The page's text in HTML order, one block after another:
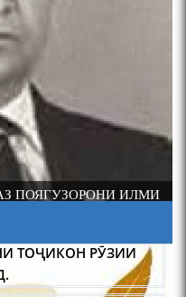
ПОЯГУЗОРОНИ ИЛМИ
АКАДЕМИК РАҶАБ
АСКАР ҲАКИМ